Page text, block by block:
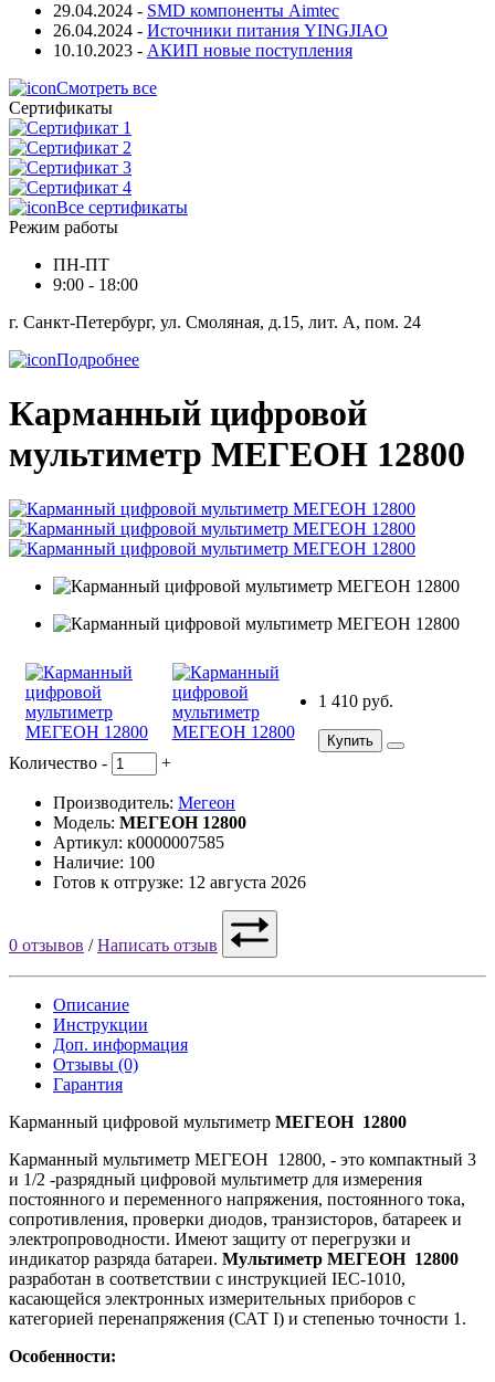
29.04.2024 - SMD компоненты Aimtec
26.04.2024 - Источники питания YINGJIAO
10.10.2023 - АКИП новые поступления
Смотреть все
Сертификаты
Все сертификаты
Режим работы
ПН-ПТ
9:00 - 18:00
г. Санкт-Петербург, ул. Смоляная, д.15, лит. А, пом. 24
Подробнее
Карманный цифровой
мультиметр МЕГЕОН 12800
1 410 руб.
Купить
Количество - +
Производитель: Мегеон
Модель: МЕГЕОН 12800
Артикул: к0000007585
Наличие: 100
Готов к отгрузке: 12 августа 2026
0 отзывов /Написать отзыв
Описание
Инструкции
Доп. информация
Отзывы (0)
Гарантия
Карманный цифровой мультиметр МЕГЕОН 12800
Карманный мультиметр МЕГЕОН 12800, - это компактный 3
и 1/2 -разрядный цифровой мультиметр для измерения
постоянного и переменного напряжения, постоянного тока,
сопротивления, проверки диодов, транзисторов, батареек и
электропроводности. Имеют защиту от перегрузки и
индикатор разряда батареи. Мультиметр МЕГЕОН 12800
разработан в соответствии с инструкцией IEC-1010,
касающейся электронных измерительных приборов с
категорией перенапряжения (САТ I) и степенью точности 1.
Особенности: